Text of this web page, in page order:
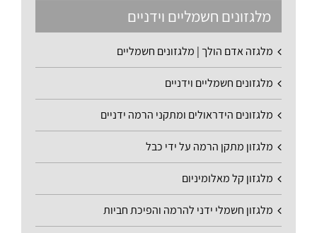
מלגזונים חשמליים וידניים
מלגזה אדם הולך | מלגזונים חשמליים
מלגזונים חשמליים וידניים
מלגזונים הידראולים ומתקני הרמה ידניים
מלגזון מתקן הרמה על ידי כבל
מלגזון קל מאלומיניום
מלגזון חשמלי ידני להרמה והפיכת חביות